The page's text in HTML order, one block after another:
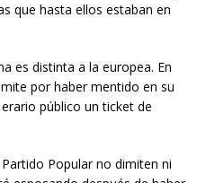
que hasta ellos estaban en
es distinta a la europea. En
por haber mentido en su
público un ticket de
Popular no dimiten ni